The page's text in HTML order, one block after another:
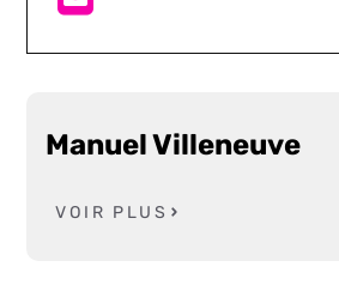
Manuel Villeneuve
VOIR PLUS